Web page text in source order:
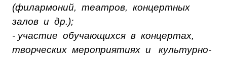
(филармоний, театров, концертных
залов и др.);
- участие обучающихся в концертах,
творческих мероприятиях и культурно-